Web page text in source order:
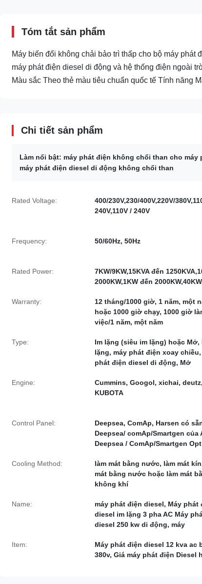
Tóm tắt sản phẩm
Máy biến đổi không chải bảo trì thấp cho bộ máy
máy phát điện diesel di động và hệ thống điện ngoài
Màu sắc Theo thẻ màu tiêu chuẩn quốc tế Tính năng
Chi tiết sản phẩm
Làm nổi bật: máy phát điện không chổi than cho máy
máy phát điện diesel di động không chổi than
Rated Voltage:
400/230V,230/400V,220V/
240V,110V / 240V
Frequency: 50/60Hz, 50Hz
Rated Power:
7KW/9KW,15KVA đến
2000KW,1KW đến
Warranty:
12 tháng/1000 giờ, 1 năm, một
hoặc 1000 giờ chạy, 1000 giờ
việc/1 năm, một năm
Type:
Im lặng (siêu im lặng) hoặc Mở,
lặng, máy phát điện xoay chiều,
phát điện diesel di động, Mở
Engine:
Cummins, Googol, xichai, deutz,
KUBOTA
Control Panel:
Deepsea, ComAp, Harsen có
Deepsea/ comAp/Smartgen của
Deepsea / ComAp/Smartgen Opt
Cooling Method:
làm mát bằng nước, làm mát
mát bằng nước hoặc làm mát
không khí
Name:
máy phát điện diesel, Máy phát
diesel im lặng 3 pha AC Máy
diesel 250 kw di động, máy
Item:
Máy phát điện diesel 12 kva ac
380v, Giá máy phát điện Diesel